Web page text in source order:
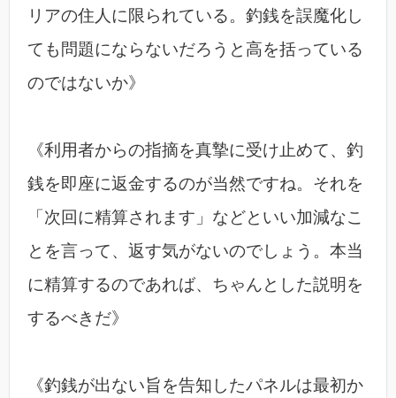
リアの住人に限られている。釣銭を誤魔化し
ても問題にならないだろうと高を括っている
のではないか》
《利用者からの指摘を真摯に受け止めて、釣
銭を即座に返金するのが当然ですね。それを
「次回に精算されます」などといい加減なこ
とを言って、返す気がないのでしょう。本当
に精算するのであれば、ちゃんとした説明を
するべきだ》
《釣銭が出ない旨を告知したパネルは最初か